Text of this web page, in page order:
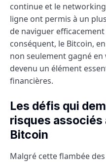
continue et le
ligne ont permis à un
de naviguer
conséquent, le Bitcoin,
non seulement gagné
devenu un élément
financières.
Les défis qui
risques associés
Bitcoin
Malgré cette flambée